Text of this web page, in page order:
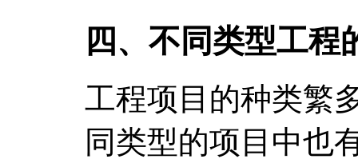
四、不同类型工程
工程项目的种类繁
同类型的项目中也